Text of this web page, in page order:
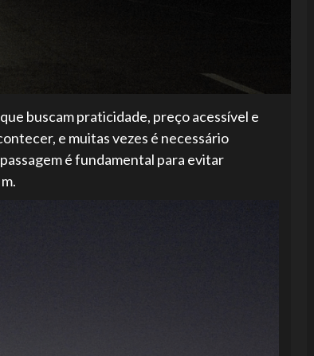
buscam praticidade, preço acessível e
e muitas vezes é necessário
é fundamental para evitar